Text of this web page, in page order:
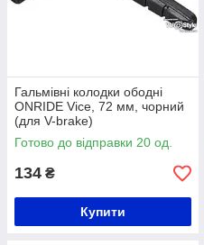
Гальмівні колодки ободні
ONRIDE Vice, 72 мм, чорний
(для V-brake)
Готово до відправки 20 од.
134 ₴
Купити